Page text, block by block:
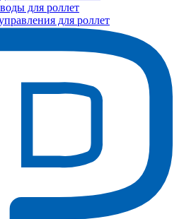
для роллет
для роллет